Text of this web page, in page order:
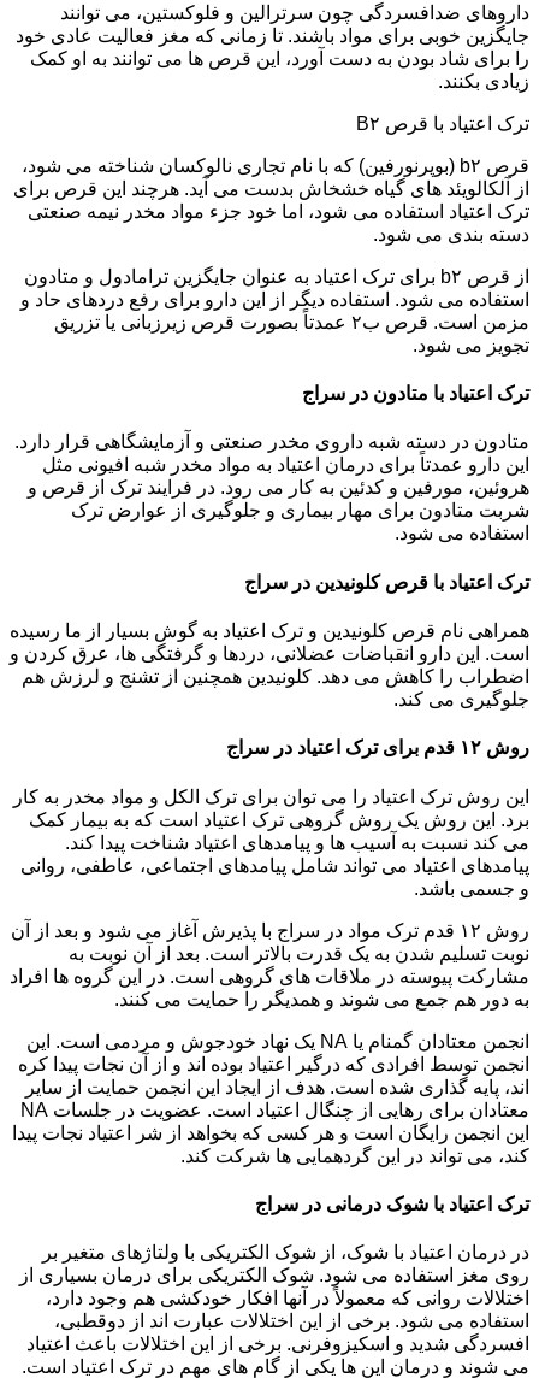
داروهای ضدافسردگی چون سرترالین و فلوکستین، می توانند
جایگزین خوبی برای مواد باشند. تا زمانی که مغز فعالیت عادی خود
را برای شاد بودن به دست آورد، این قرص ها می توانند به او کمک
زیادی بکنند.
ترک اعتیاد با قرص B۲
قرص b۲ (بوپرنورفین) که با نام تجاری نالوکسان شناخته می شود،
از آلکالویئد های گیاه خشخاش بدست می آید. هرچند این قرص برای
ترک اعتیاد استفاده می شود، اما خود جزء مواد مخدر نیمه صنعتی
دسته بندی می شود.
از قرص b۲ برای ترک اعتیاد به عنوان جایگزین ترامادول و متادون
استفاده می شود. استفاده دیگر از این دارو برای رفع دردهای حاد و
مزمن است. قرص ب۲ عمدتاً بصورت قرص زیرزبانی یا تزریق
تجویز می شود.
ترک اعتیاد با متادون در سراج
متادون در دسته شبه داروی مخدر صنعتی و آزمایشگاهی قرار دارد.
این دارو عمدتاً برای درمان اعتیاد به مواد مخدر شبه افیونی مثل
هروئین، مورفین و کدئین به کار می رود. در فرایند ترک از قرص و
شربت متادون برای مهار بیماری و جلوگیری از عوارض ترک
استفاده می شود.
ترک اعتیاد با قرص کلونیدین در سراج
همراهی نام قرص کلونیدین و ترک اعتیاد به گوش بسیار از ما رسیده
است. این دارو انقباضات عضلانی، دردها و گرفتگی ها، عرق کردن و
اضطراب را کاهش می دهد. کلونیدین همچنین از تشنج و لرزش هم
جلوگیری می کند.
روش ۱۲ قدم برای ترک اعتیاد در سراج
این روش ترک اعتیاد را می توان برای ترک الکل و مواد مخدر به کار
برد. این روش یک روش گروهی ترک اعتیاد است که به بیمار کمک
می کند نسبت به آسیب ها و پیامدهای اعتیاد شناخت پیدا کند.
پیامدهای اعتیاد می تواند شامل پیامدهای اجتماعی، عاطفی، روانی
و جسمی باشد.
روش ۱۲ قدم ترک مواد در سراج با پذیرش آغاز می شود و بعد از آن
نوبت تسلیم شدن به یک قدرت بالاتر است. بعد از آن نوبت به
مشارکت پیوسته در ملاقات های گروهی است. در این گروه ها افراد
به دور هم جمع می شوند و همدیگر را حمایت می کنند.
انجمن معتادان گمنام یا NA یک نهاد خودجوش و مردمی است. این
انجمن توسط افرادی که درگیر اعتیاد بوده اند و از آن نجات پیدا کره
اند، پایه گذاری شده است. هدف از ایجاد این انجمن حمایت از سایر
معتادان برای رهایی از چنگال اعتیاد است. عضویت در جلسات NA
این انجمن رایگان است و هر کسی که بخواهد از شر اعتیاد نجات پیدا
کند، می تواند در این گردهمایی ها شرکت کند.
ترک اعتیاد با شوک درمانی در سراج
در درمان اعتیاد با شوک، از شوک الکتریکی با ولتاژهای متغیر بر
روی مغز استفاده می شود. شوک الکتریکی برای درمان بسیاری از
اختلالات روانی که معمولاً در آنها افکار خودکشی هم وجود دارد،
استفاده می شود. برخی از این اختلالات عبارت اند از دوقطبی،
افسردگی شدید و اسکیزوفرنی. برخی از این اختلالات باعث اعتیاد
می شوند و درمان این ها یکی از گام های مهم در ترک اعتیاد است.